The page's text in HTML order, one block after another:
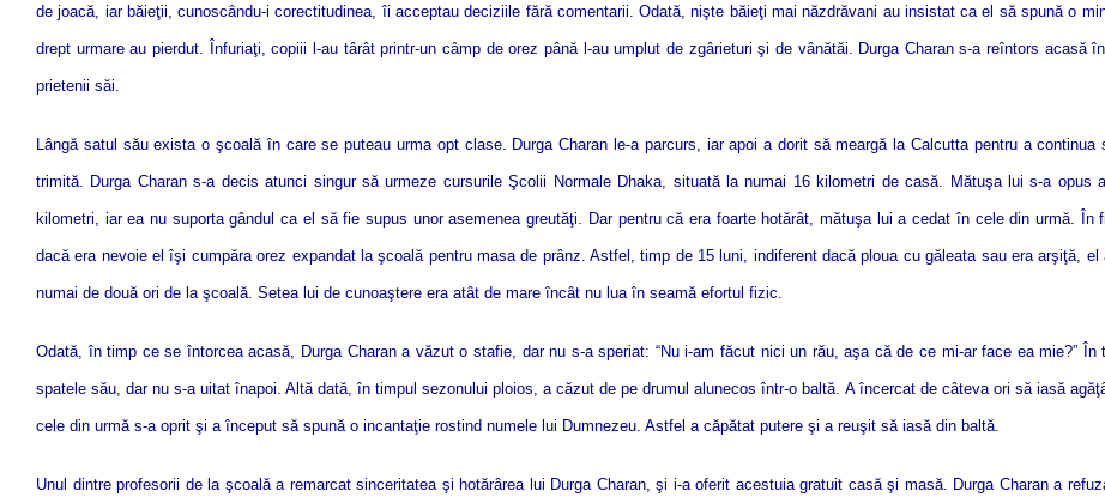
de joacă, iar băieţii, cunoscându-i corectitudinea, îi acceptau deciziile fără comentarii. Odată, nişte băieţi mai năzdrăvani au insistat ca el să spună o
drept urmare au pierdut. Înfuriaţi, copiii l-au târât printr-un câmp de orez până l-au umplut de zgârieturi şi de vânătăi. Durga Charan s-a reîntors acasă
prietenii săi.
Lângă satul său exista o şcoală în care se puteau urma opt clase. Durga Charan le-a parcurs, iar apoi a dorit să meargă la Calcutta pentru a
trimită. Durga Charan s-a decis atunci singur să urmeze cursurile Şcolii Normale Dhaka, situată la numai 16 kilometri de casă. Mătuşa lui s-a
kilometri, iar ea nu suporta gândul ca el să fie supus unor asemenea greutăţi. Dar pentru că era foarte hotărât, mătuşa lui a cedat în cele din urmă.
dacă era nevoie el îşi cumpăra orez expandat la şcoală pentru masa de prânz. Astfel, timp de 15 luni, indiferent dacă ploua cu găleata sau era arşiţă,
numai de două ori de la şcoală. Setea lui de cunoaştere era atât de mare încât nu lua în seamă efortul fizic.
Odată, în timp ce se întorcea acasă, Durga Charan a văzut o stafie, dar nu s-a speriat: “Nu i-am făcut nici un rău, aşa că de ce mi-ar face ea mie?”
spatele său, dar nu s-a uitat înapoi. Altă dată, în timpul sezonului ploios, a căzut de pe drumul alunecos într-o baltă. A încercat de câteva ori să iasă
cele din urmă s-a oprit şi a început să spună o incantaţie rostind numele lui Dumnezeu. Astfel a căpătat putere şi a reuşit să iasă din baltă.
Unul dintre profesorii de la şcoală a remarcat sinceritatea şi hotărârea lui Durga Charan, şi i-a oferit acestuia gratuit casă şi masă. Durga Charan a